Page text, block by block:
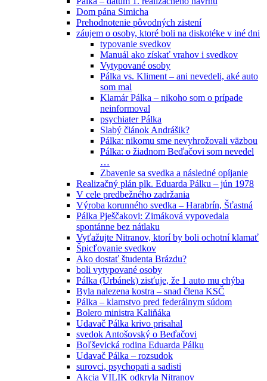
Dom pána Simicha
Prehodnotenie pôvodných zistení
záujem o osoby, ktoré boli na diskotéke v iné dni
typovanie svedkov
Manuál ako získať vrahov i svedkov
Vytypované osoby
Pálka vs. Kliment – ani nevedeli, aké auto
som mal
Klamár Pálka – nikoho som o prípade
neinformoval
psychiater Pálka
Slabý článok Andrášik?
Pálka: nikomu sme nevyhrožovali väzbou
Pálka: o žiadnom Beďačovi som nevedel
…
Zbavenie sa svedka a následné opíjanie
Realizačný plán plk. Eduarda Pálku – jún 1978
V cele predbežného zadržania
Výroba korunného svedka – Harabrín, Šťastná
Pálka Pješčakovi: Zimáková vypovedala
spontánne bez nátlaku
Vyťažujte Nitranov, ktorí by boli ochotní klamať
Špicľovanie svedkov
Ako dostať študenta Brázdu?
boli vytypované osoby
Pálka (Urbánek) zisťuje, že 1 auto mu chýba
Byla nalezena kostra – snad člena KSČ
Pálka – klamstvo pred federálnym súdom
Bolero ministra Kaliňáka
Udavač Pálka krivo prisahal
svedok Antošovský o Beďačovi
Boľševická rodina Eduarda Pálku
Udavač Pálka – rozsudok
surovci, psychopati a sadisti
Akcia VILIK odkryla Nitranov